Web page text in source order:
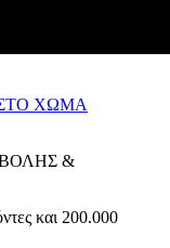
ΧΩΜΑ
&
και 200.000